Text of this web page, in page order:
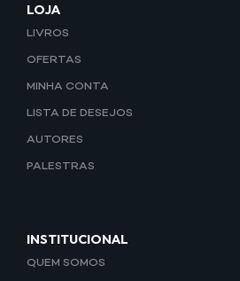
LOJA
LIVROS
OFERTAS
MINHA CONTA
LISTA DE DESEJOS
AUTORES
PALESTRAS
INSTITUCIONAL
QUEM SOMOS